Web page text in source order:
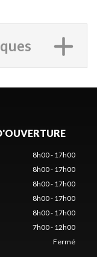
8h00 - 17h00
8h00 - 17h00
8h00 - 17h00
8h00 - 17h00
8h00 - 17h00
7h00 - 12h00
Fermé